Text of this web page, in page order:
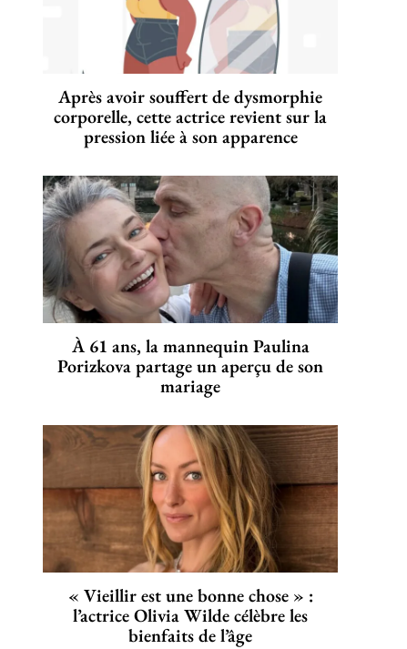
Après avoir souffert de dysmorphie
corporelle, cette actrice revient sur la
pression liée à son apparence
À 61 ans, la mannequin Paulina
Porizkova partage un aperçu de son
mariage
« Vieillir est une bonne chose » :
l’actrice Olivia Wilde célèbre les
bienfaits de l’âge